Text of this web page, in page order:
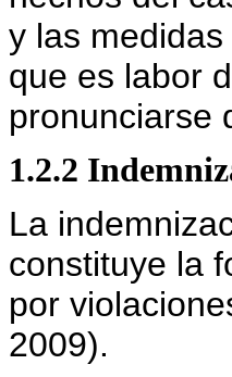
y las
que es labor
pronunciarse
1.2.2
La
constituye la
por
2009).